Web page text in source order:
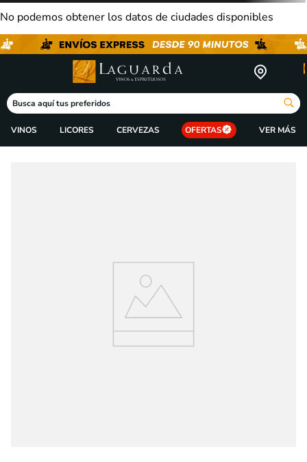
No podemos obtener los datos de ciudades disponibles
Busca aquí tus preferidos
VINOS LICORES CERVEZAS OFERTAS